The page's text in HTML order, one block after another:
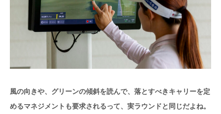
風の向きや、グリーンの傾斜を読んで、落とすべきキャリーを定
めるマネジメントも要求されるって、実ラウンドと同じだよね。